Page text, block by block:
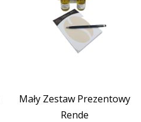
Mały Zestaw Prezentowy
Rende